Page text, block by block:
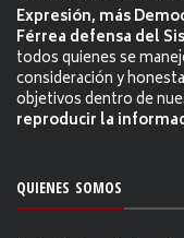
Expresión, más
Férrea defensa del
todos quienes se
consideración y
objetivos dentro de
reproducir la
QUIENES SOMOS